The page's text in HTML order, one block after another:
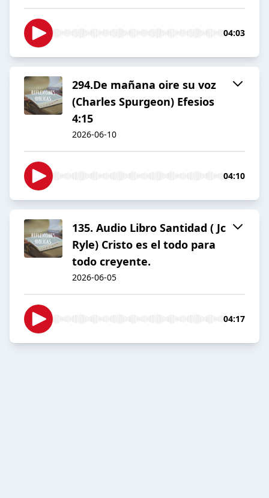
04:03
294.De mañana oire su voz
(Charles Spurgeon) Efesios
4:15
2026-06-10
04:10
135. Audio Libro Santidad ( Jc
Ryle) Cristo es el todo para
todo creyente.
2026-06-05
04:17